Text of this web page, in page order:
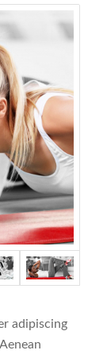
adipiscing